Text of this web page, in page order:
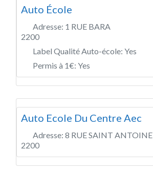
Auto École
Adresse: 1 RUE BARA
2200
Label Qualité Auto-école: Yes
Permis à 1€: Yes
Auto Ecole Du Centre Aec
Adresse: 8 RUE SAINT ANTOINE
2200